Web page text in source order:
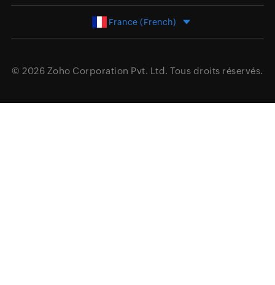
France (French)
© 2026 Zoho Corporation Pvt. Ltd. Tous droits réservés.